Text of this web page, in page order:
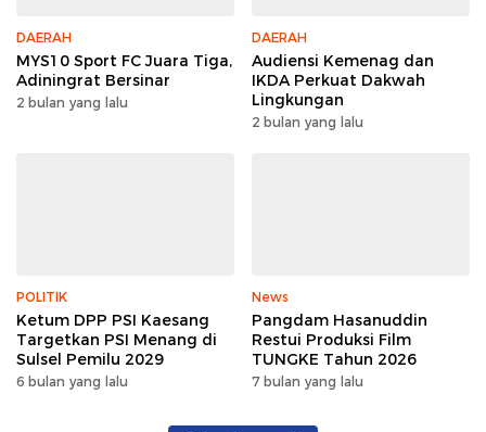
DAERAH
MYS10 Sport FC Juara Tiga,
Adiningrat Bersinar
2 bulan yang lalu
DAERAH
Audiensi Kemenag dan
IKDA Perkuat Dakwah
Lingkungan
2 bulan yang lalu
POLITIK
Ketum DPP PSI Kaesang
Targetkan PSI Menang di
Sulsel Pemilu 2029
6 bulan yang lalu
News
Pangdam Hasanuddin
Restui Produksi Film
TUNGKE Tahun 2026
7 bulan yang lalu